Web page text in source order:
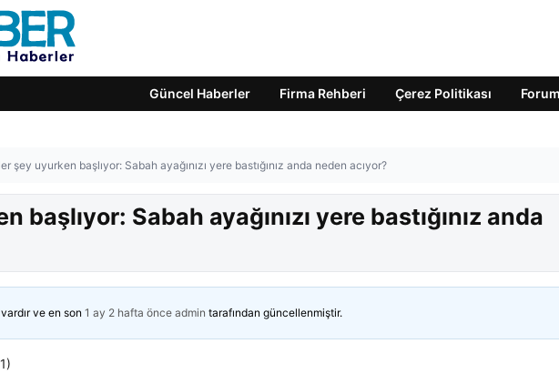
Güncel Haberler Firma Rehberi Çerez Politikası Forum
şey uyurken başlıyor: Sabah ayağınızı yere bastığınız anda neden acıyor?
başlıyor: Sabah ayağınızı yere bastığınız anda
ve en son 1 ay 2 hafta önce admin tarafından güncellenmiştir.